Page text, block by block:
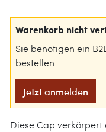
Warenkorb nicht
Sie benötigen ein
bestellen.
Jetzt anmelden
Diese Cap